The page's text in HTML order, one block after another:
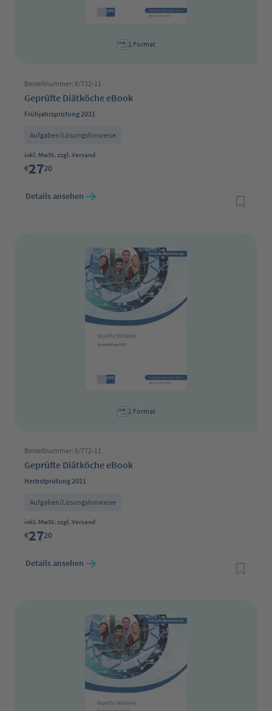
1 Format
Bestellnummer: 6/722-11
Geprüfte Diätköche eBook
Frühjahrsprüfung 2021
Aufgaben/Lösungshinweise
Regulärer Preis:
inkl. MwSt. zzgl. Versand
€2720
Details ansehen
1 Format
Bestellnummer: 6/772-11
Geprüfte Diätköche eBook
Herbstprüfung 2021
Aufgaben/Lösungshinweise
Regulärer Preis:
inkl. MwSt. zzgl. Versand
€2720
Details ansehen